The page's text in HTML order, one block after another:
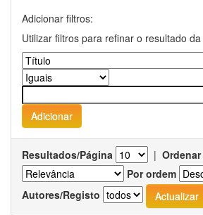
Adicionar filtros:
Utilizar filtros para refinar o resultado
Resultados/Página |
Por ordem
Autores/Registo